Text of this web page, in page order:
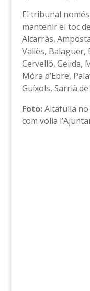
El tribunal
mantenir el toc
Alcarràs,
Vallès, Balaguer,
Cervelló, Gelida,
Móra d’Ebre,
Guíxols, Sarrià
Foto:Altafulla no
com volia